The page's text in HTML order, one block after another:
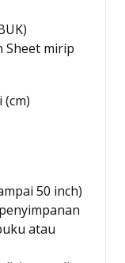
Sheet mirip
50 inch)
atau